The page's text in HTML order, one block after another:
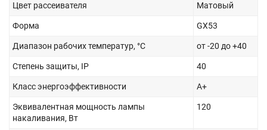
Цвет рассеивателя Матовый
Форма GX53
Диапазон рабочих температур, °С от -20 до +40
Степень защиты, IP 40
Класс энергоэффективности A+
Эквивалентная мощность лампы
накаливания, Вт
120